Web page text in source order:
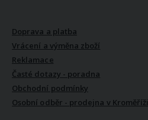
Doprava a platba
Vrácení a výměna zboží
Reklamace
Časté dotazy - poradna
Obchodní podmínky
Osobní odběr - prodejna v Kroměříži